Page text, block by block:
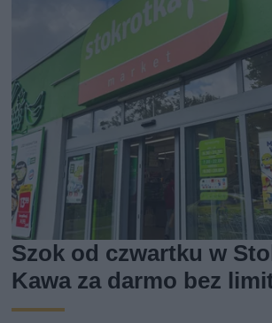
Szok od czwartku w
Kawa za darmo bez